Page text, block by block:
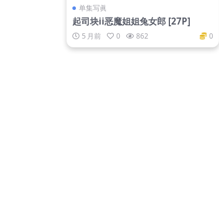
单集写眞
起司块ii恶魔姐姐兔女郎 [27P]
5 月前 0 862 0